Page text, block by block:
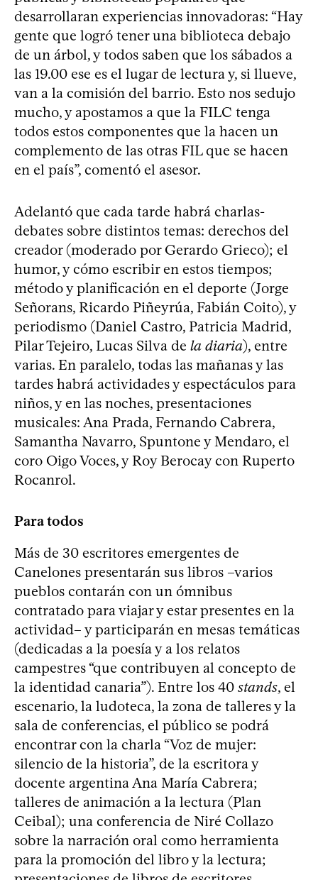
desarrollaran experiencias innovadoras: “Hay
gente que logró tener una biblioteca debajo
de un árbol, y todos saben que los sábados a
las 19.00 ese es el lugar de lectura y, si llueve,
van a la comisión del barrio. Esto nos sedujo
mucho, y apostamos a que la FILC tenga
todos estos componentes que la hacen un
complemento de las otras FIL que se hacen
en el país”, comentó el asesor.
Adelantó que cada tarde habrá charlas-
debates sobre distintos temas: derechos del
creador (moderado por Gerardo Grieco); el
humor, y cómo escribir en estos tiempos;
método y planificación en el deporte (Jorge
Señorans, Ricardo Piñeyrúa, Fabián Coito), y
periodismo (Daniel Castro, Patricia Madrid,
Pilar Tejeiro, Lucas Silva de la diaria), entre
varias. En paralelo, todas las mañanas y las
tardes habrá actividades y espectáculos para
niños, y en las noches, presentaciones
musicales: Ana Prada, Fernando Cabrera,
Samantha Navarro, Spuntone y Mendaro, el
coro Oigo Voces, y Roy Berocay con Ruperto
Rocanrol.
Para todos
Más de 30 escritores emergentes de
Canelones presentarán sus libros –varios
pueblos contarán con un ómnibus
contratado para viajar y estar presentes en la
actividad– y participarán en mesas temáticas
(dedicadas a la poesía y a los relatos
campestres “que contribuyen al concepto de
la identidad canaria”). Entre los 40 stands, el
escenario, la ludoteca, la zona de talleres y la
sala de conferencias, el público se podrá
encontrar con la charla “Voz de mujer:
silencio de la historia”, de la escritora y
docente argentina Ana María Cabrera;
talleres de animación a la lectura (Plan
Ceibal); una conferencia de Niré Collazo
sobre la narración oral como herramienta
para la promoción del libro y la lectura;